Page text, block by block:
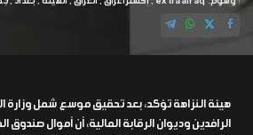
هيئة النزاهة تؤكد، بعد تحقيق موسع شمل وزارة
الرافدين وديوان الرقابة المالية، أن أموال صندوق